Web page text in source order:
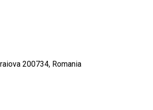
200734, Romania